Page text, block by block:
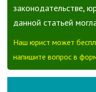
законодательстве,
данной статьей
Наш юрист может
напишите вопрос в